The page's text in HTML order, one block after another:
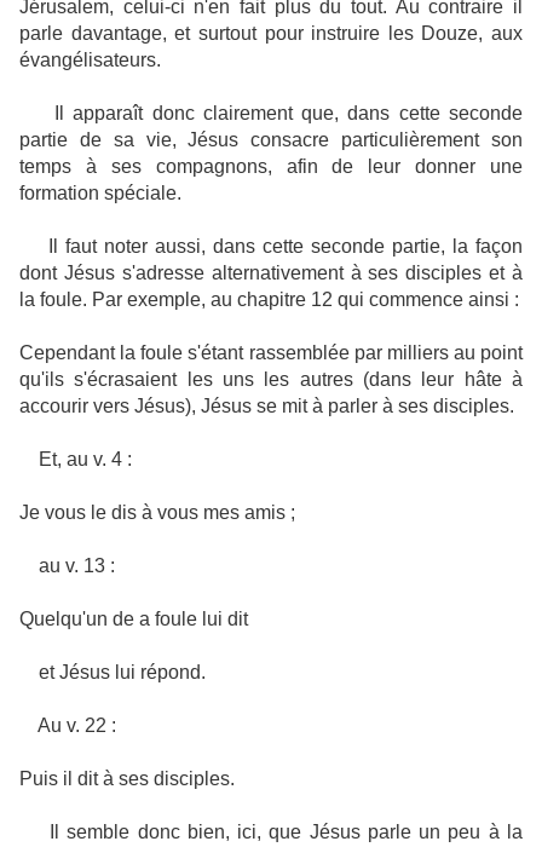
Jérusalem, celui-ci n'en fait plus du tout. Au contraire il
parle davantage, et surtout pour instruire les Douze, aux
évangélisateurs.
Il apparaît donc clairement que, dans cette seconde
partie de sa vie, Jésus consacre particulièrement son
temps à ses compagnons, afin de leur donner une
formation spéciale.
Il faut noter aussi, dans cette seconde partie, la façon
dont Jésus s'adresse alternativement à ses disciples et à
la foule. Par exemple, au chapitre 12 qui commence ainsi :
Cependant la foule s'étant rassemblée par milliers au point
qu'ils s'écrasaient les uns les autres (dans leur hâte à
accourir vers Jésus), Jésus se mit à parler à ses disciples.
Et, au v. 4 :
Je vous le dis à vous mes amis ;
au v. 13 :
Quelqu'un de a foule lui dit
et Jésus lui répond.
Au v. 22 :
Puis il dit à ses disciples.
Il semble donc bien, ici, que Jésus parle un peu à la